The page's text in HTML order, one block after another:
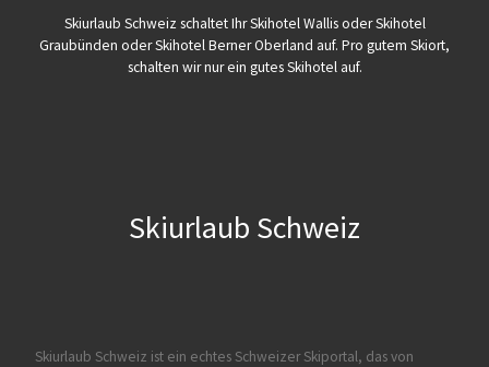
Skiurlaub Schweiz schaltet Ihr Skihotel Wallis oder Skihotel
Graubünden oder Skihotel Berner Oberland auf. Pro gutem Skiort,
schalten wir nur ein gutes Skihotel auf.
Skiurlaub Schweiz
Skiurlaub Schweiz ist ein echtes Schweizer Skiportal, das von